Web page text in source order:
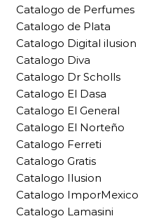
Catalogo de Perfumes
Catalogo de Plata
Catalogo Digital ilusion
Catalogo Diva
Catalogo Dr Scholls
Catalogo El Dasa
Catalogo El General
Catalogo El Norteño
Catalogo Ferreti
Catalogo Gratis
Catalogo Ilusion
Catalogo ImporMexico
Catalogo Lamasini